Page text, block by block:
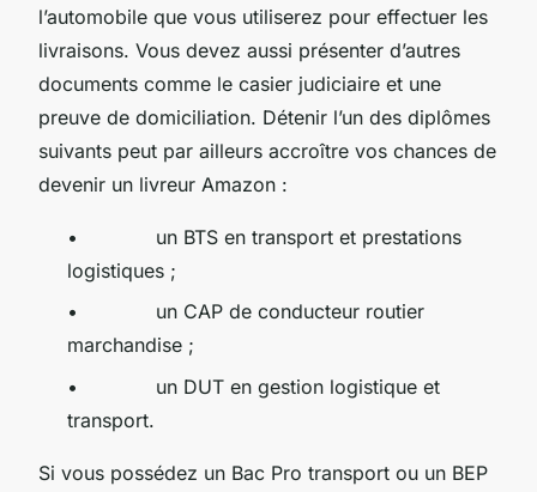
l’automobile que vous utiliserez pour effectuer les
livraisons. Vous devez aussi présenter d’autres
documents comme le casier judiciaire et une
preuve de domiciliation. Détenir l’un des diplômes
suivants peut par ailleurs accroître vos chances de
devenir un livreur Amazon :
• un BTS en transport et prestations
logistiques ;
• un CAP de conducteur routier
marchandise ;
• un DUT en gestion logistique et
transport.
Si vous possédez un Bac Pro transport ou un BEP